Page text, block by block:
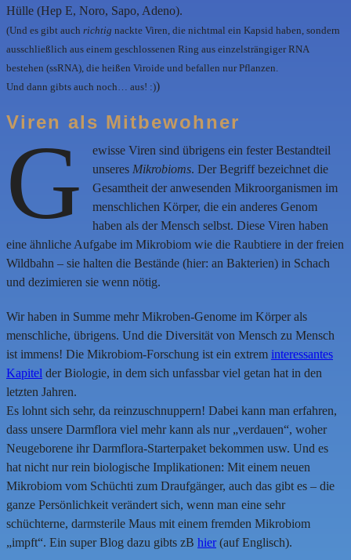
Hülle (Hep E, Noro, Sapo, Adeno).
(Und es gibt auch richtig nackte Viren, die nichtmal ein Kapsid haben, sondern
ausschließlich aus einem geschlossenen Ring aus einzelsträngiger RNA
bestehen (ssRNA), die heißen Viroide und befallen nur Pflanzen.
Und dann gibts auch noch… aus! :))
Viren als Mitbewohner
G
ewisse Viren sind übrigens ein fester Bestandteil
unseres Mikrobioms. Der Begriff bezeichnet die
Gesamtheit der anwesenden Mikroorganismen im
menschlichen Körper, die ein anderes Genom
haben als der Mensch selbst. Diese Viren haben
eine ähnliche Aufgabe im Mikrobiom wie die Raubtiere in der freien
Wildbahn – sie halten die Bestände (hier: an Bakterien) in Schach
und dezimieren sie wenn nötig.
Wir haben in Summe mehr Mikroben-Genome im Körper als
menschliche, übrigens. Und die Diversität von Mensch zu Mensch
ist immens! Die Mikrobiom-Forschung ist ein extrem interessantes
Kapitel der Biologie, in dem sich unfassbar viel getan hat in den
letzten Jahren.
Es lohnt sich sehr, da reinzuschnuppern! Dabei kann man erfahren,
dass unsere Darmflora viel mehr kann als nur „verdauen“, woher
Neugeborene ihr Darmflora-Starterpaket bekommen usw. Und es
hat nicht nur rein biologische Implikationen: Mit einem neuen
Mikrobiom vom Schüchti zum Draufgänger, auch das gibt es – die
ganze Persönlichkeit verändert sich, wenn man eine sehr
schüchterne, darmsterile Maus mit einem fremden Mikrobiom
„impft“. Ein super Blog dazu gibts zB hier(auf Englisch).